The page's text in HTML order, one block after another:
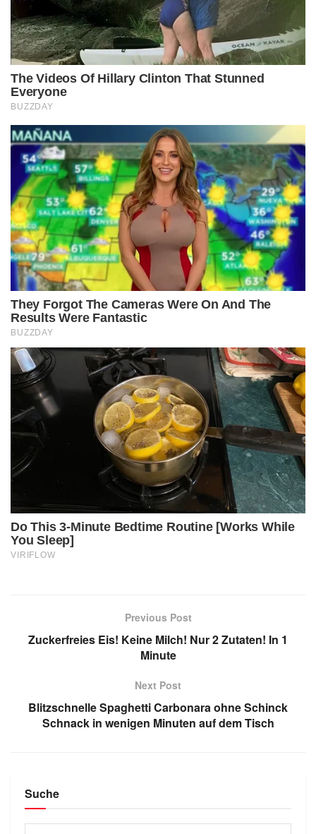
Previous Post
Zuckerfreies Eis! Keine Milch! Nur 2 Zutaten! In 1
Minute
Next Post
Blitzschnelle Spaghetti Carbonara ohne Schinck
Schnack in wenigen Minuten auf dem Tisch
Suche